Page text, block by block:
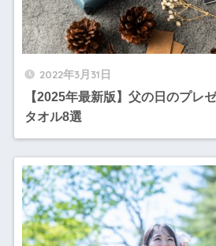
2022年3月31日
【2025年最新版】父の日のプレ
タオル8選